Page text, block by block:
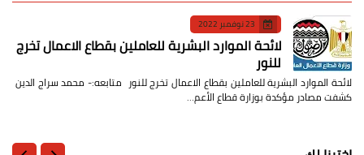
23 نوفمبر 2022
لائحة الموارد البشرية للعاملين بقطاع الاعمال تخرج
للنور
لائحة الموارد البشرية للعاملين بقطاع الاعمال تخرج للنور متابعه:- محمد سراج الدين
كشفت مصادر مؤكدة بوزارة قطاع الأعم…